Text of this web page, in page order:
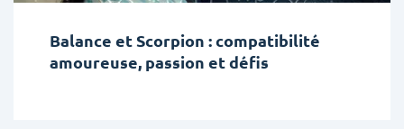
Balance et Scorpion : compatibilité
amoureuse, passion et défis